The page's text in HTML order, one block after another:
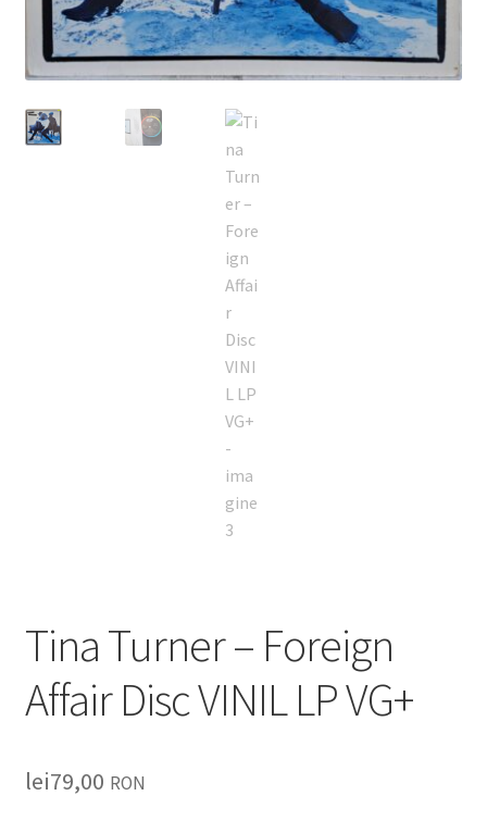
lei0,00
Tina Turner – Foreign
Affair Disc VINIL LP VG+
lei79,00 RON